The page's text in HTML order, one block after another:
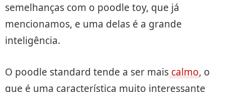
semelhanças com o poodle toy, que já
mencionamos, e uma delas é a grande
inteligência.
O poodle standard tende a ser mais calmo, o
que é uma característica muito interessante